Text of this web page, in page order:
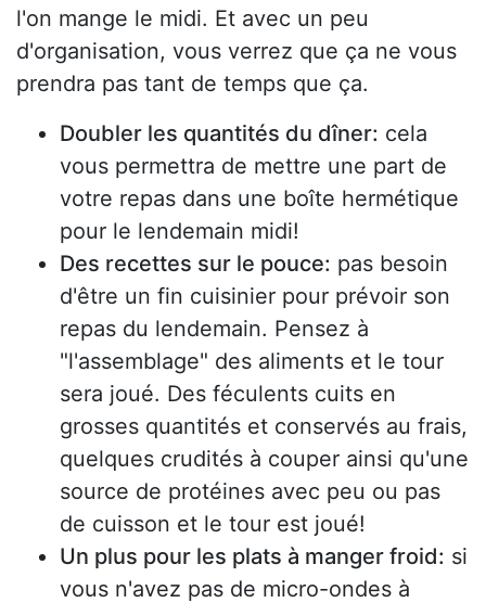
l'on mange le midi. Et avec un peu
d'organisation, vous verrez que ça ne vous
prendra pas tant de temps que ça.
Doubler les quantités du dîner: cela
vous permettra de mettre une part de
votre repas dans une boîte hermétique
pour le lendemain midi!
Des recettes sur le pouce: pas besoin
d'être un fin cuisinier pour prévoir son
repas du lendemain. Pensez à
"l'assemblage" des aliments et le tour
sera joué. Des féculents cuits en
grosses quantités et conservés au frais,
quelques crudités à couper ainsi qu'une
source de protéines avec peu ou pas
de cuisson et le tour est joué!
Un plus pour les plats à manger froid: si
vous n'avez pas de micro-ondes à